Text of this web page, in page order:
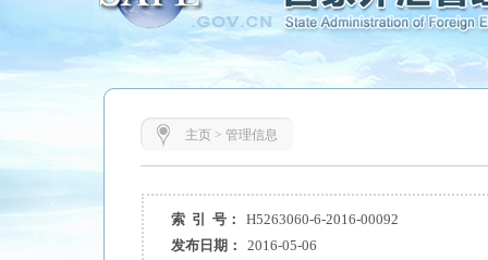
主页> 管理信息
索 引 号：
H5263060-6-2016-00092
发布日期：
2016-05-06